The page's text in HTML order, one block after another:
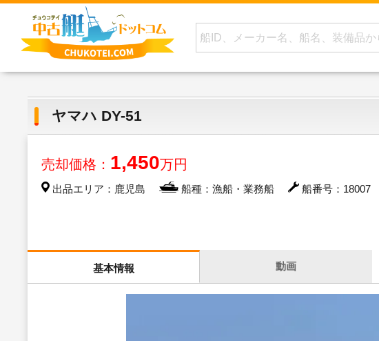
ヤマハ DY-51
売却価格： 1,450万円
出品エリア：鹿児島 船種：漁船・業務船 船番号：18007
基本情報 動画